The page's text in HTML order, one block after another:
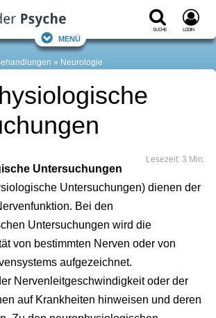
Suche Login
Menü
Neurologie
Lesezeit: 3 Min.
Untersuchungen
Untersuchungen) dienen der
Bei den
Untersuchungen wird die
von bestimmten Nerven oder von
aufgezeichnet.
Nervenleitgeschwindigkeit oder der
auf Krankheiten hinweisen und deren